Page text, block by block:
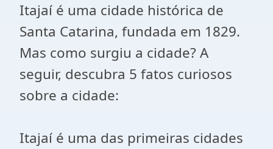
Itajaí é uma cidade histórica de
Santa Catarina, fundada em 1829.
Mas como surgiu a cidade? A
seguir, descubra 5 fatos curiosos
sobre a cidade:
Itajaí é uma das primeiras cidades